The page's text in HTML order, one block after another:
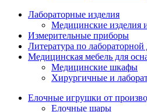
Лабораторные изделия
Медицинские изделия
Измерительные приборы
Литература по лабораторной
Медицинская мебель для
Медицинские шкафы
Хирургичные и
Елочные игрушки от
Елочные шары